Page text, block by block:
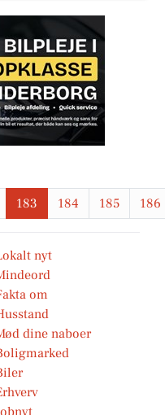
183 184 185 186
nyt
om
dine naboer